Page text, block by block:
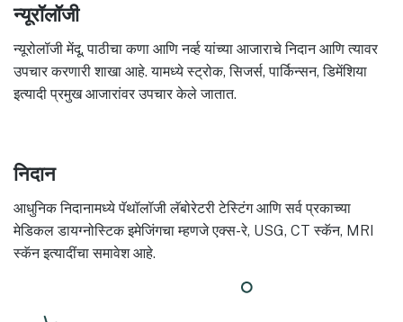
न्यूरॉलॉजी
न्यूरोलॉजी मेंदू, पाठीचा कणा आणि नर्व्ह यांच्या आजाराचे निदान आणि त्यावर
उपचार करणारी शाखा आहे. यामध्ये स्ट्रोक, सिजर्स, पार्किन्सन, डिमेंशिया
इत्यादी प्रमुख आजारांवर उपचार केले जातात.
निदान
आधुनिक निदानामध्ये पॅथॉलॉजी लॅबोरेटरी टेस्टिंग आणि सर्व प्रकाच्या
मेडिकल डायग्नोस्टिक इमेजिंगचा म्हणजे एक्स-रे, USG, CT स्कॅन, MRI
स्कॅन इत्यादींचा समावेश आहे.